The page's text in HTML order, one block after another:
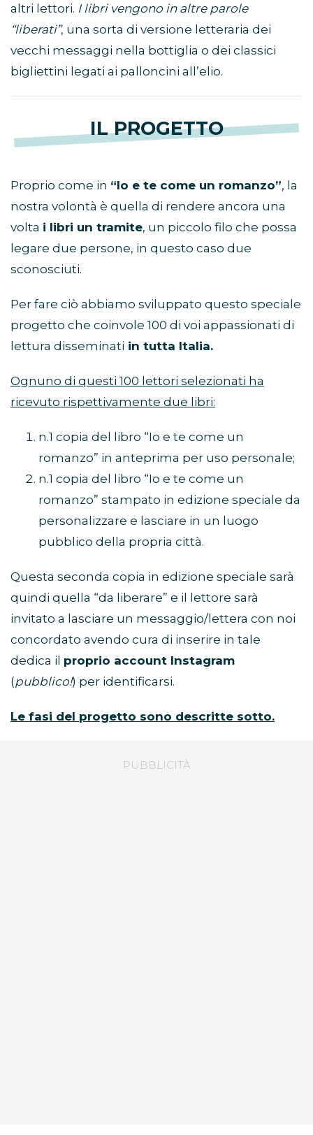
altri lettori. I libri vengono in altre parole
“liberati”, una sorta di versione letteraria dei
vecchi messaggi nella bottiglia o dei classici
bigliettini legati ai palloncini all’elio.
IL PROGETTO
Proprio come in “Io e te come un romanzo”, la
nostra volontà è quella di rendere ancora una
volta i libri un tramite, un piccolo filo che possa
legare due persone, in questo caso due
sconosciuti.
Per fare ciò abbiamo sviluppato questo speciale
progetto che coinvole 100 di voi appassionati di
lettura disseminati in tutta Italia.
Ognuno di questi 100 lettori selezionati ha
ricevuto rispettivamente due libri:
n.1 copia del libro “Io e te come un
romanzo” in anteprima per uso personale;
n.1 copia del libro “Io e te come un
romanzo” stampato in edizione speciale da
personalizzare e lasciare in un luogo
pubblico della propria città.
Questa seconda copia in edizione speciale sarà
quindi quella “da liberare” e il lettore sarà
invitato a lasciare un messaggio/lettera con noi
concordato avendo cura di inserire in tale
dedica il proprio account Instagram
(pubblico!) per identificarsi.
Le fasi del progetto sono descritte sotto.